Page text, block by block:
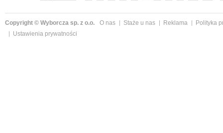
Copyright © Wyborcza sp. z o.o. O nas Staże u nas Reklama
Polityka
Ustawienia prywatności